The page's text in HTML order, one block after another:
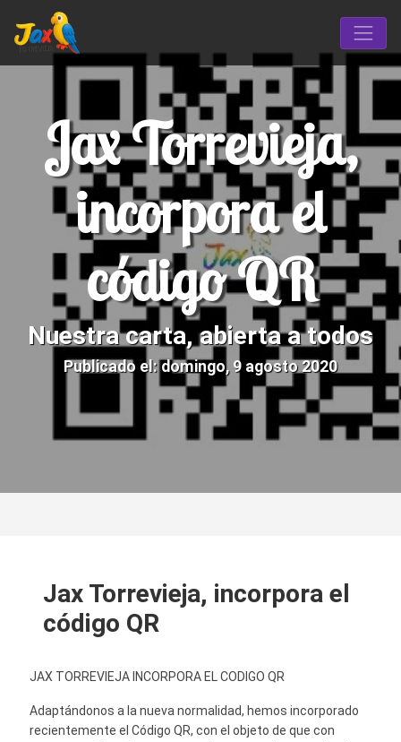
Jax Torrevieja,
incorpora el
código QR
Nuestra carta, abierta a todos
Publicado el: domingo, 9 agosto 2020
Jax Torrevieja, incorpora el
código QR
JAX TORREVIEJA INCORPORA EL CODIGO QR
Adaptándonos a la nueva normalidad, hemos incorporado
recientemente el Código QR, con el objeto de que con